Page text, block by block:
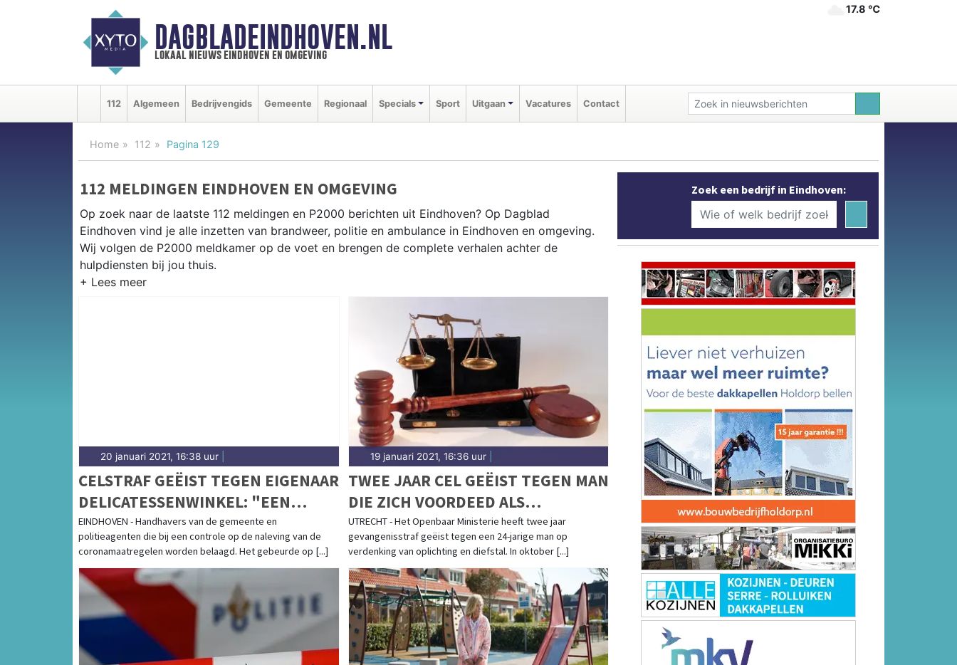
DAGBLADEINDHOVEN.NL
lokaal nieuws eindhoven en omgeving
17.8 ℃
112 Algemeen Bedrijvengids Gemeente Regionaal Specials Sport Uitgaan Vacatures Contact
Home 112 Pagina 129
112 MELDINGEN EINDHOVEN EN OMGEVING
Op zoek naar de laatste 112 meldingen en P2000 berichten uit Eindhoven? Op Dagblad
Eindhoven vind je alle inzetten van brandweer, politie en ambulance in Eindhoven en omgeving.
Wij volgen de P2000 meldkamer op de voet en brengen de complete verhalen achter de
hulpdiensten bij jou thuis.
Van incidenten op de A2 en de Ring Eindhoven tot meldingen in Woensel, Gestel, Stratum en
andere stadsdelen — wij brengen het complete 112-nieuws uit Eindhoven.
20 januari 2021, 16:38 uur
CELSTRAF GEËIST TEGEN EIGENAAR
DELICATESSENWINKEL: "EEN
STUITENDE VORM VAN
EIGENRICHTING"
EINDHOVEN - Handhavers van de gemeente en
politieagenten die bij een controle op de naleving van de
coronamaatregelen worden belaagd. Het gebeurde op [...]
19 januari 2021, 16:36 uur|
TWEE JAAR CEL GEËIST TEGEN MAN
DIE ZICH VOORDEED ALS
‘BLOEDPRIKKER’
UTRECHT - Het Openbaar Ministerie heeft twee jaar
gevangenisstraf geëist tegen een 24-jarige man op
verdenking van oplichting en diefstal. In oktober [...]
Zoek een bedrijf in Eindhoven: